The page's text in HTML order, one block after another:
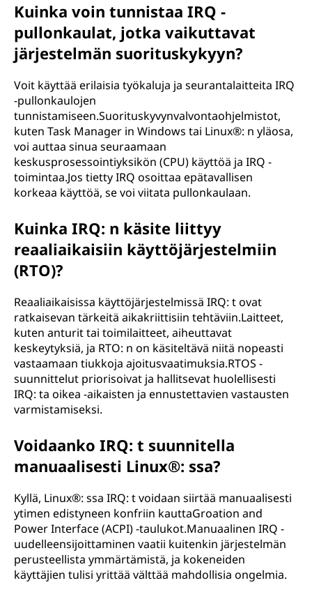
Kuinka voin tunnistaa IRQ -
pullonkaulat, jotka vaikuttavat
järjestelmän suorituskykyyn?
Voit käyttää erilaisia työkaluja ja seurantalaitteita IRQ
-pullonkaulojen
tunnistamiseen.Suorituskyvynvalvontaohjelmistot,
kuten Task Manager in Windows tai Linux®: n yläosa,
voi auttaa sinua seuraamaan
keskusprosessointiyksikön (CPU) käyttöä ja IRQ -
toimintaa.Jos tietty IRQ osoittaa epätavallisen
korkeaa käyttöä, se voi viitata pullonkaulaan.
Kuinka IRQ: n käsite liittyy
reaaliaikaisiin käyttöjärjestelmiin
(RTO)?
Reaaliaikaisissa käyttöjärjestelmissä IRQ: t ovat
ratkaisevan tärkeitä aikakriittisiin tehtäviin.Laitteet,
kuten anturit tai toimilaitteet, aiheuttavat
keskeytyksiä, ja RTO: n on käsiteltävä niitä nopeasti
vastaamaan tiukkoja ajoitusvaatimuksia.RTOS -
suunnittelut priorisoivat ja hallitsevat huolellisesti
IRQ: ta oikea -aikaisten ja ennustettavien vastausten
varmistamiseksi.
Voidaanko IRQ: t suunnitella
manuaalisesti Linux®: ssa?
Kyllä, Linux®: ssa IRQ: t voidaan siirtää manuaalisesti
ytimen edistyneen konfriin kauttaGroation and
Power Interface (ACPI) -taulukot.Manuaalinen IRQ -
uudelleensijoittaminen vaatii kuitenkin järjestelmän
perusteellista ymmärtämistä, ja kokeneiden
käyttäjien tulisi yrittää välttää mahdollisia ongelmia.